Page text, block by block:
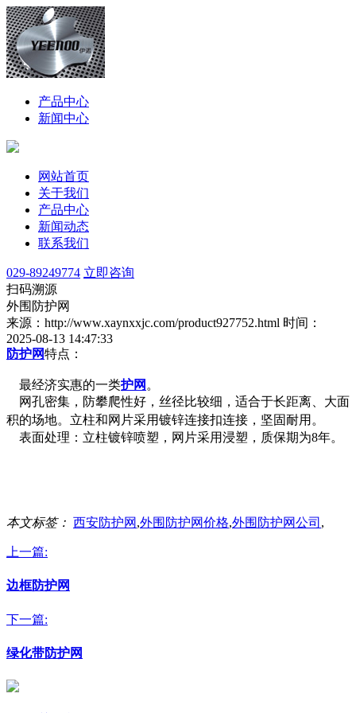
产品中心
新闻中心
网站首页
关于我们
产品中心
新闻动态
联系我们
029-89249774 立即咨询
扫码溯源
外围防护网
来源：http://www.xaynxxjc.com/product927752.html 时间：
2025-08-13 14:47:33
防护网特点：
最经济实惠的一类护网 。
网孔密集，防攀爬性好，丝径比较细，适合于长距离、大面
积的场地。立柱和网片采用镀锌连接扣连接，坚固耐用。
表面处理：立柱镀锌喷塑，网片采用浸塑，质保期为8年。
本文标签： 西安防护网 ,外围防护网价格,外围防护网公司 ,
上一篇:
边框防护网
下一篇:
绿化带防护网